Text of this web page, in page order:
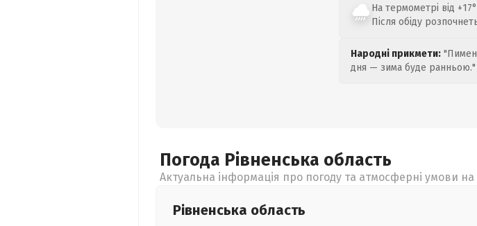
На термометрі від
Після обіду
Народні прикмети:
дня — зима буде ранньою."
Погода Рівненська область
Актуальна інформація про погоду та атмосферні умови на
Рівненська область